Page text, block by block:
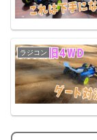
ラジコン